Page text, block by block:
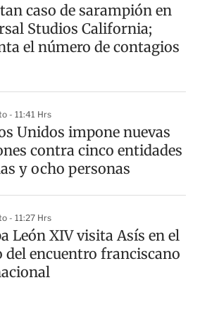
caso de sarampión en
Studios California;
el número de contagios
- 11:41 Hrs
Unidos impone nuevas
contra cinco entidades
y ocho personas
- 11:27 Hrs
León XIV visita Asís en el
del encuentro franciscano